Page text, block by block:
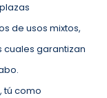
de usos mixtos,
garantizan
tú como